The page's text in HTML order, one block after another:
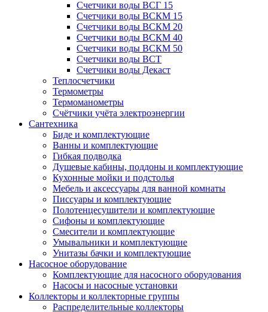
Счетчики воды ВСГ 15
Счетчики воды ВСКМ 15
Счетчики воды ВСКМ 20
Счетчики воды ВСКМ 40
Счетчики воды ВСКМ 50
Счетчики воды ВСТ
Счетчики воды Декаст
Теплосчетчики
Термометры
Термоманометры
Счётчики учёта электроэнергии
Сантехника
Биде и комплектующие
Ванны и комплектующие
Гибкая подводка
Душевые кабины, поддоны и комплектующие
Кухонные мойки и подстолья
Мебель и аксессуары для ванной комнаты
Писсуары и комплектующие
Полотенцесушители и комплектующие
Сифоны и комплектующие
Смесители и комплектующие
Умывальники и комплектующие
Унитазы бачки и комплектующие
Насосное оборудование
Комплектующие для насосного оборудования
Насосы и насосные установки
Коллекторы и коллекторные группы
Распределительные коллекторы